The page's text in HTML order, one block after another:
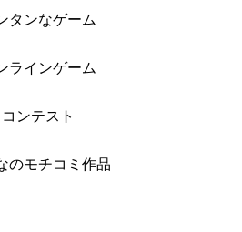
タンなゲーム
ラインゲーム
コンテスト
のモチコミ作品